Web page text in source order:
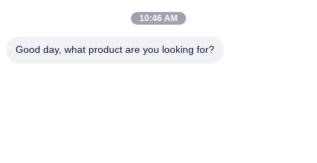
10:46 AM
Good day, what product are you looking for?